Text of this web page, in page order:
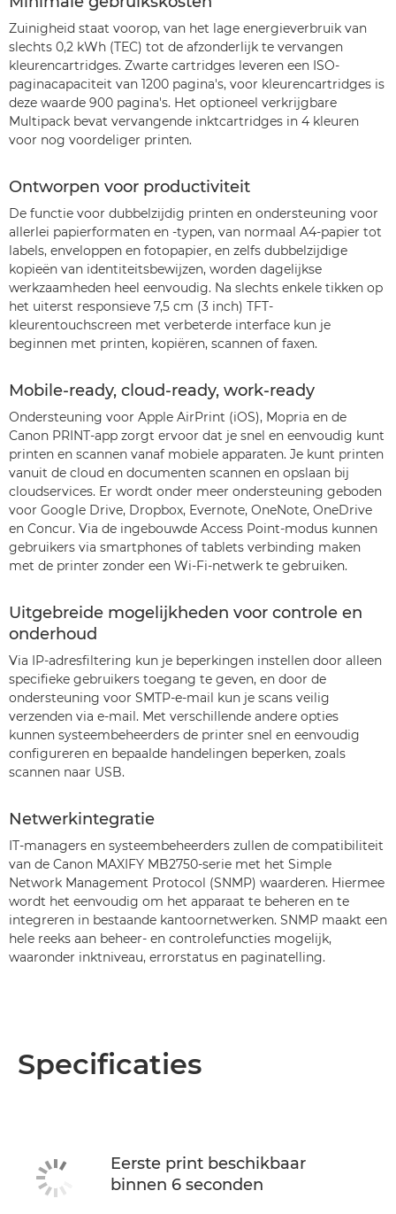
Zuinigheid staat voorop, van het lage energieverbruik van
slechts 0,2 kWh (TEC) tot de afzonderlijk te vervangen
kleurencartridges. Zwarte cartridges leveren een ISO-
paginacapaciteit van 1200 pagina's, voor kleurencartridges is
deze waarde 900 pagina's. Het optioneel verkrijgbare
Multipack bevat vervangende inktcartridges in 4 kleuren
voor nog voordeliger printen.
Ontworpen voor productiviteit
De functie voor dubbelzijdig printen en ondersteuning voor
allerlei papierformaten en -typen, van normaal A4-papier tot
labels, enveloppen en fotopapier, en zelfs dubbelzijdige
kopieën van identiteitsbewijzen, worden dagelijkse
werkzaamheden heel eenvoudig. Na slechts enkele tikken op
het uiterst responsieve 7,5 cm (3 inch) TFT-
kleurentouchscreen met verbeterde interface kun je
beginnen met printen, kopiëren, scannen of faxen.
Mobile-ready, cloud-ready, work-ready
Ondersteuning voor Apple AirPrint (iOS), Mopria en de
Canon PRINT-app zorgt ervoor dat je snel en eenvoudig kunt
printen en scannen vanaf mobiele apparaten. Je kunt printen
vanuit de cloud en documenten scannen en opslaan bij
cloudservices. Er wordt onder meer ondersteuning geboden
voor Google Drive, Dropbox, Evernote, OneNote, OneDrive
en Concur. Via de ingebouwde Access Point-modus kunnen
gebruikers via smartphones of tablets verbinding maken
met de printer zonder een Wi-Fi-netwerk te gebruiken.
Uitgebreide mogelijkheden voor controle en
onderhoud
Via IP-adresfiltering kun je beperkingen instellen door alleen
specifieke gebruikers toegang te geven, en door de
ondersteuning voor SMTP-e-mail kun je scans veilig
verzenden via e-mail. Met verschillende andere opties
kunnen systeembeheerders de printer snel en eenvoudig
configureren en bepaalde handelingen beperken, zoals
scannen naar USB.
Netwerkintegratie
IT-managers en systeembeheerders zullen de compatibiliteit
van de Canon MAXIFY MB2750-serie met het Simple
Network Management Protocol (SNMP) waarderen. Hiermee
wordt het eenvoudig om het apparaat te beheren en te
integreren in bestaande kantoornetwerken. SNMP maakt een
hele reeks aan beheer- en controlefuncties mogelijk,
waaronder inktniveau, errorstatus en paginatelling.
Specificaties
Eerste print beschikbaar
binnen 6 seconden